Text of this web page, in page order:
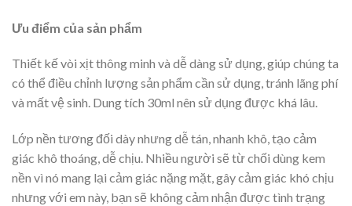
Ưu điểm của sản phẩm
Thiết kế vòi xịt thông minh và dễ dàng sử dụng, giúp chúng ta
có thể điều chỉnh lượng sản phẩm cần sử dụng, tránh lãng phí
và mất vệ sinh. Dung tích 30ml nên sử dụng được khá lâu.
Lớp nền tương đối dày nhưng dễ tán, nhanh khô, tạo cảm
giác khô thoáng, dễ chịu. Nhiều người sẽ từ chối dùng kem
nền vì nó mang lại cảm giác nặng mặt, gây cảm giác khó chịu
nhưng với em này, bạn sẽ không cảm nhận được tình trạng